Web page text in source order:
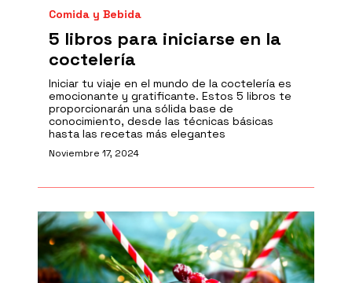
Comida y Bebida
5 libros para iniciarse en la
coctelería
Iniciar tu viaje en el mundo de la coctelería es
emocionante y gratificante. Estos 5 libros te
proporcionarán una sólida base de
conocimiento, desde las técnicas básicas
hasta las recetas más elegantes
Noviembre 17, 2024